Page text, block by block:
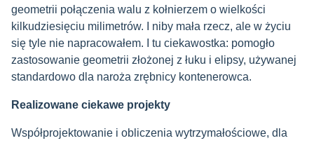
geometrii połączenia walu z kołnierzem o wielkości
kilkudziesięciu milimetrów. I niby mała rzecz, ale w życiu
się tyle nie napracowałem. I tu ciekawostka: pomogło
zastosowanie geometrii złożonej z łuku i elipsy, używanej
standardowo dla naroża zrębnicy kontenerowca.
Realizowane ciekawe projekty
Współprojektowanie i obliczenia wytrzymałościowe, dla